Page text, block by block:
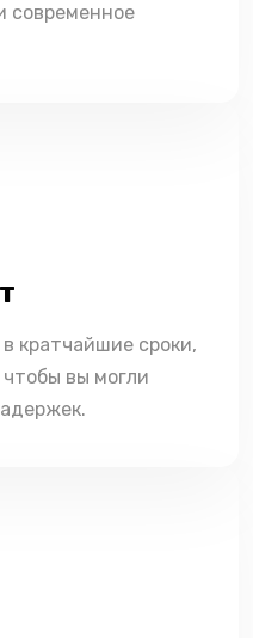
современное
кратчайшие сроки,
вы могли